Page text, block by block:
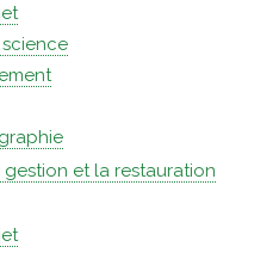
et la restauration